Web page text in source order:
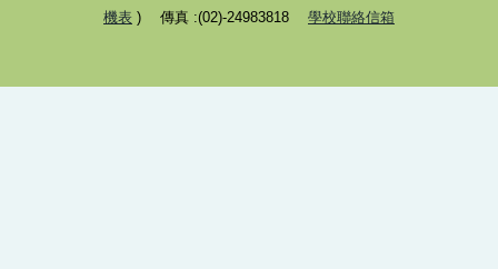
機表 ) 傳真 :(02)-24983818 學校聯絡信箱